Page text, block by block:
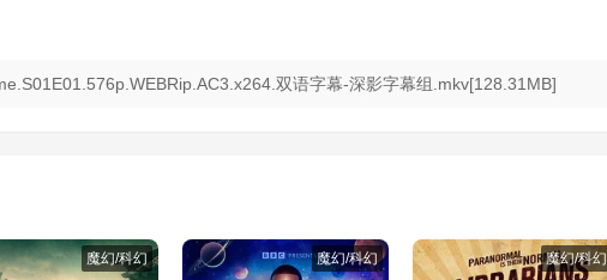
双语字幕-深影字幕组.mkv[128.31MB]
魔幻/科幻 魔幻/科幻 魔幻/科幻